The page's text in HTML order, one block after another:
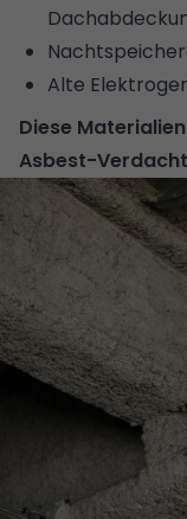
Alte
Diese
Asbest-